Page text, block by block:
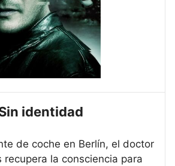
identidad
de coche en Berlín, el doctor
recupera la consciencia para